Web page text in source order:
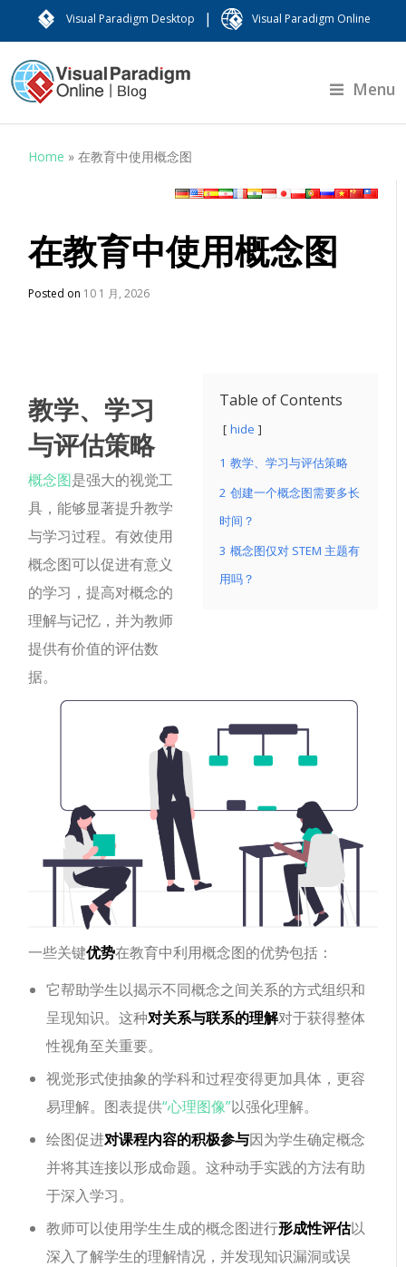
Visual Paradigm Desktop | Visual Paradigm Online
Menu
Home »在教育中使用概念图
在教育中使用概念图
Posted on 10 1 月, 2026
Table of Contents
hide
1 教学、学习与评估策略
2 创建一个概念图需要多长
时间？
3 概念图仅对 STEM 主题有
用吗？
教学、学习
与评估策略
概念图是强大的视觉工
具，能够显著提升教学
与学习过程。有效使用
概念图可以促进有意义
的学习，提高对概念的
理解与记忆，并为教师
提供有价值的评估数
据。
一些关键优势在教育中利用概念图的优势包括：
它帮助学生以揭示不同概念之间关系的方式组织和
呈现知识。这种对关系与联系的理解对于获得整体
性视角至关重要。
视觉形式使抽象的学科和过程变得更加具体，更容
易理解。图表提供“心理图像”以强化理解。
绘图促进对课程内容的积极参与因为学生确定概念
并将其连接以形成命题。这种动手实践的方法有助
于深入学习。
教师可以使用学生生成的概念图进行形成性评估以
深入了解学生的理解情况，并发现知识漏洞或误